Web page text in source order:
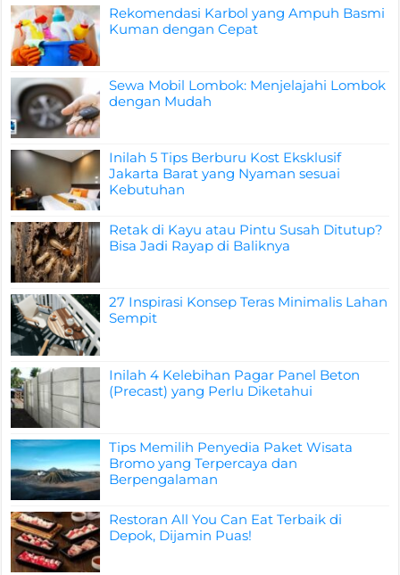
Rekomendasi Karbol yang Ampuh Basmi
Kuman dengan Cepat
Sewa Mobil Lombok: Menjelajahi Lombok
dengan Mudah
Inilah 5 Tips Berburu Kost Eksklusif
Jakarta Barat yang Nyaman sesuai
Kebutuhan
Retak di Kayu atau Pintu Susah Ditutup?
Bisa Jadi Rayap di Baliknya
27 Inspirasi Konsep Teras Minimalis Lahan
Sempit
Inilah 4 Kelebihan Pagar Panel Beton
(Precast) yang Perlu Diketahui
Tips Memilih Penyedia Paket Wisata
Bromo yang Terpercaya dan
Berpengalaman
Restoran All You Can Eat Terbaik di
Depok, Dijamin Puas!